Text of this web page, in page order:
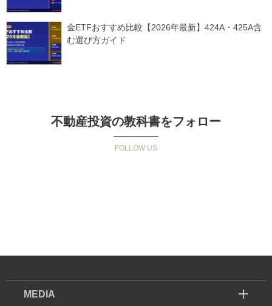
金ETFおすすめ比較【2026年最新】424A・425A含
む選び方ガイド
不動産投資の教科書をフォロー
MEDIA